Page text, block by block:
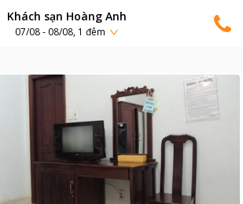
Khách sạn Hoàng Anh
07/08 - 08/08, 1 đêm